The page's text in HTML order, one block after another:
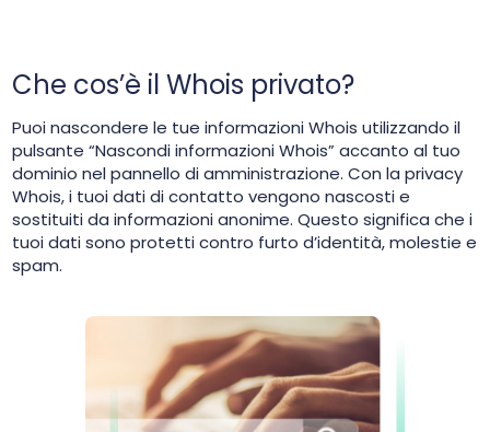
Che cos’è il Whois privato?
Puoi nascondere le tue informazioni Whois utilizzando il
pulsante “Nascondi informazioni Whois” accanto al tuo
dominio nel pannello di amministrazione. Con la privacy
Whois, i tuoi dati di contatto vengono nascosti e
sostituiti da informazioni anonime. Questo significa che i
tuoi dati sono protetti contro furto d’identità, molestie e
spam.